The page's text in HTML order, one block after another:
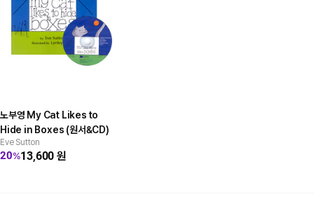
노부영 My Cat Likes to
Hide in Boxes (원서&CD)
Eve Sutton
20%13,600원